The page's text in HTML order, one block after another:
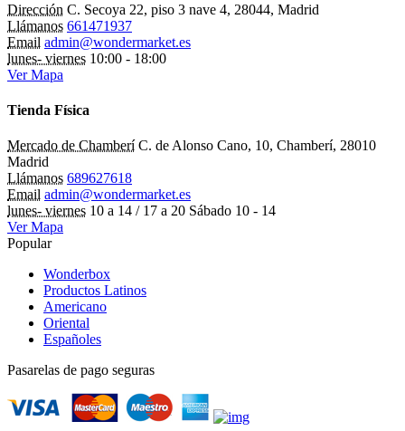
Dirección C. Secoya 22, piso 3 nave 4, 28044, Madrid
Llámanos 661471937
Email admin@wondermarket.es
lunes- viernes 10:00 - 18:00
Ver Mapa
Tienda Física
Mercado de Chamberí C. de Alonso Cano, 10, Chamberí, 28010
Madrid
Llámanos 689627618
Email admin@wondermarket.es
lunes- viernes 10 a 14 / 17 a 20 Sábado 10 - 14
Ver Mapa
Popular
Wonderbox
Productos Latinos
Americano
Oriental
Españoles
Pasarelas de pago seguras